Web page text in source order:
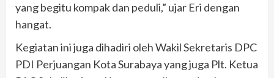
yang begitu kompak dan peduli,” ujar Eri dengan
hangat.
Kegiatan ini juga dihadiri oleh Wakil Sekretaris DPC
PDI Perjuangan Kota Surabaya yang juga Plt. Ketua